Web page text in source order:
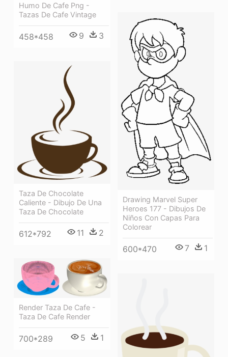
Humo De Cafe Png -
Tazas De Cafe Vintage
458*458 9 3
Drawing Marvel Super
Heroes 177 - Dibujos De
Niños Con Capas Para
Colorear
600*470 7 1
Taza De Chocolate
Caliente - Dibujo De Una
Taza De Chocolate
612*792 11 2
Render Taza De Cafe -
Taza De Cafe Render
700*289 5 1